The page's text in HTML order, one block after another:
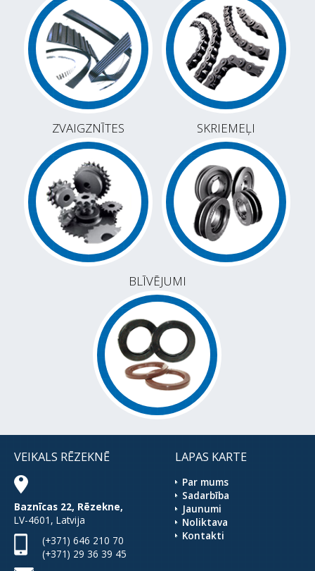
ZVAIGZNĪTES SKRIEMEĻI
BLĪVĒJUMI
VEIKALS RĒZEKNĒ
Baznīcas 22, Rēzekne,
LV-4601, Latvija
(+371) 646 210 70
(+371) 29 36 39 45
LAPAS KARTE
Par mums
Sadarbība
Jaunumi
Noliktava
Kontakti